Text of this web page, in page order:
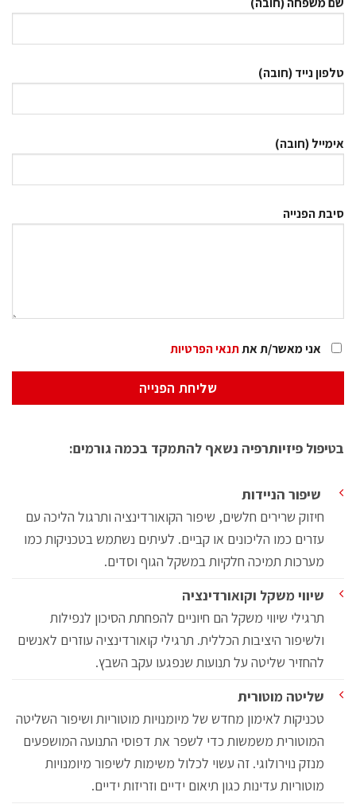
טלפון נייד (חובה)
אימייל (חובה)
סיבת הפנייה
אני מאשר/ת אתתנאי הפרטיות
בטיפול פיזיותרפיה נשאף להתמקד בכמה גורמים:
שיפור הניידות
חיזוק שרירים חלשים, שיפור הקואורדינציה ותרגול הליכה עם
עזרים כמו הליכונים או קביים. לעיתים נשתמש בטכניקות כמו
מערכות תמיכה חלקיות במשקל הגוף וסדים.
שיווי משקל וקואורדינציה
תרגילי שיווי משקל הם חיוניים להפחתת הסיכון לנפילות
ולשיפור היציבות הכללית. תרגילי קואורדינציה עוזרים לאנשים
להחזיר שליטה על תנועות שנפגעו עקב השבץ.
שליטה מוטורית
טכניקות לאימון מחדש של מיומנויות מוטוריות ושיפור השליטה
המוטורית משמשות כדי לשפר את דפוסי התנועה המושפעים
מנזק נוירולוגי. זה עשוי לכלול משימות לשיפור מיומנויות
מוטוריות עדינות כגון תיאום ידיים וזריזות ידיים.